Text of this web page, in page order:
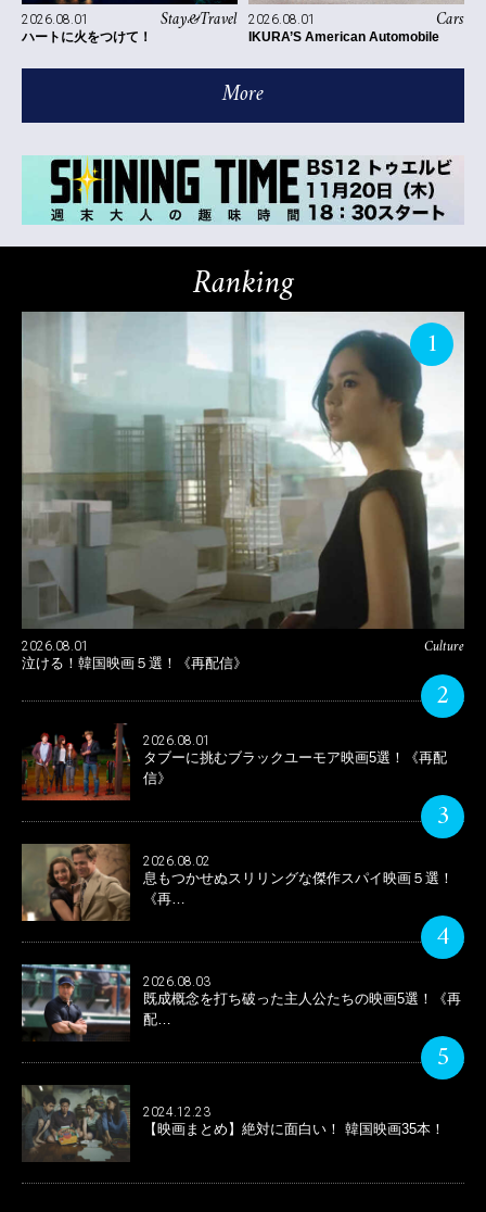
Stay&Travel
2026.08.01
ハートに火をつけて！
Cars
2026.08.01
IKURA’S American Automobile
More
Ranking
1
Culture
2026.08.01
泣ける！韓国映画５選！《再配信》
2
2026.08.01
タブーに挑むブラックユーモア映画5選！《再配
信》
3
2026.08.02
息もつかせぬスリリングな傑作スパイ映画５選！
《再…
4
2026.08.03
既成概念を打ち破った主人公たちの映画5選！《再
配…
5
2024.12.23
【映画まとめ】絶対に面白い！ 韓国映画35本！